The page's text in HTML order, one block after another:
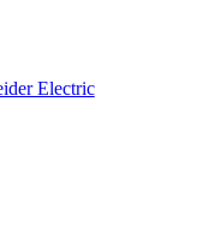
Electric